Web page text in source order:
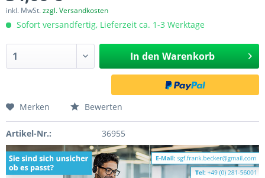
inkl. MwSt.zzgl. Versandkosten
Sofort versandfertig, Lieferzeit ca. 1-3 Werktage
In den Warenkorb
Merken Bewerten
Artikel-Nr.: 36955